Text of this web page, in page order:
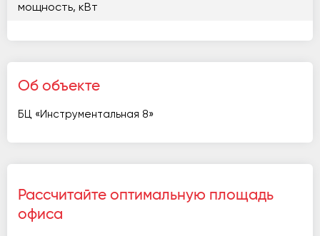
мощность, кВт
Об объекте
БЦ «Инструментальная 8»
Рассчитайте оптимальную площадь
офиса